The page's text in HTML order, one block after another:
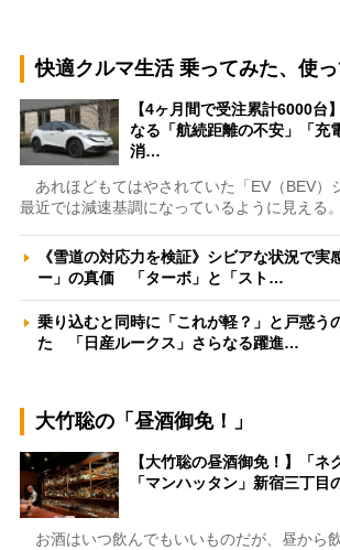
快適クルマ生活 乗ってみた、使
【4ヶ月間で受注累計6000台
なる「航続距離の不安」「充
消…
あれほどもてはやされていた「EV（BEV）
最近では減速基調になっているように見える
《雪道の対応力を検証》シビアな状況で実
ー」の真価 「ターボ」と「スト…
乗り込むと同時に「これが軽？」と戸惑う
た 「日産ルークス」さらなる躍進…
大竹聡の「昼酒御免！」
【大竹聡の昼酒御免！】「ネ
「マンハッタン」新宿三丁
お酒はいつ飲んでもいいものだが、昼から